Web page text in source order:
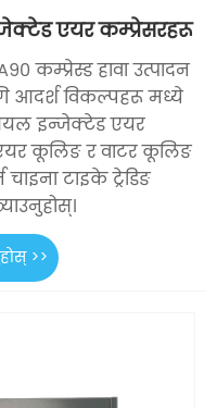
एयर कम्प्रेसरहरू
कम्प्रेस्ड हावा उत्पादन
आदर्श विकल्पहरू मध्ये
इन्जेक्टेड एयर
कूलिङ र वाटर कूलिङ
टाइके ट्रेडिङ
>>